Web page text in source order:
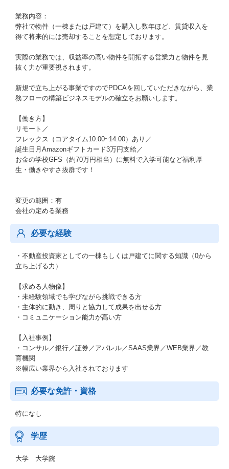
業務内容：
弊社で物件（一棟または戸建て）を購入し数年ほど、賃貸収入を
得て将来的には売却することを想定しております。
実際の業務では、収益率の高い物件を開拓する営業力と物件を見
抜く力が重要視されます。
新規で立ち上がる事業ですのでPDCAを回していただきながら、業
務フローの構築ビジネスモデルの確立をお願いします。
【働き方】
リモート／
フレックス（コアタイム10:00~14:00）あり／
誕生日月Amazonギフトカード3万円支給／
お金の学校GFS（約70万円相当）に無料で入学可能など福利厚
生・働きやすさ抜群です！
変更の範囲：有
会社の定める業務
必要な経験
・不動産投資家としての一棟もしくは戸建てに関する知識（0から
立ち上げる力）
【求める人物像】
・未経験領域でも学びながら挑戦できる方
・主体的に動き、周りと協力して成果を出せる方
・コミュニケーション能力が高い方
【入社事例】
・コンサル／銀行／証券／アパレル／SAAS業界／WEB業界／教
育機関
※幅広い業界から入社されております
必要な免許・資格
特になし
学歴
大学 大学院